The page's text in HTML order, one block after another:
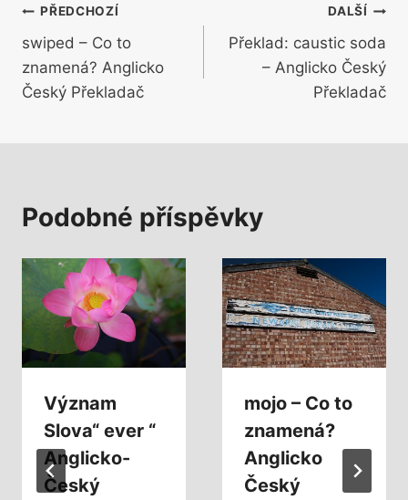
Navigace
pro
příspěvek
PŘEDCHOZÍ
swiped – Co to
znamená? Anglicko
Český Překladač
DALŠÍ
Překlad: caustic soda
– Anglicko Český
Překladač
Podobné příspěvky
Význam
Slova“ ever “
Anglicko-
Český
mojo – Co to
znamená?
Anglicko
Český